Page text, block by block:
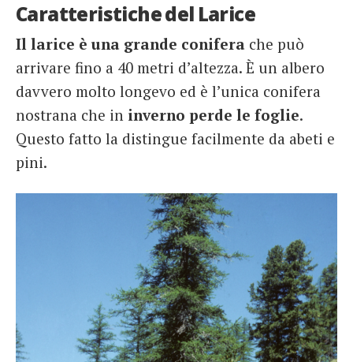
Caratteristiche del Larice
Il larice è una grande conifera che può
arrivare fino a 40 metri d’altezza. È un albero
davvero molto longevo ed è l’unica conifera
nostrana che in inverno perde le foglie.
Questo fatto la distingue facilmente da abeti e
pini.